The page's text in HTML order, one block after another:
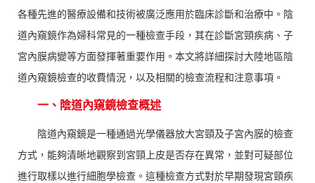
各種先進的醫療設備和技術被廣泛應用於臨床診斷和治療中。陰
道內窺鏡作為婦科常見的一種檢查手段，其在診斷宮頸疾病、子
宮內膜病變等方面發揮著重要作用。本文將詳細探討大陸地區陰
道內窺鏡檢查的收費情況，以及相關的檢查流程和注意事項。
一、陰道內窺鏡檢查概述
陰道內窺鏡是一種通過光學儀器放大宮頸及子宮內膜的檢查
方式，能夠清晰地觀察到宮頸上皮是否存在異常，並對可疑部位
進行取樣以進行細胞學檢查。這種檢查方式對於早期發現宮頸疾